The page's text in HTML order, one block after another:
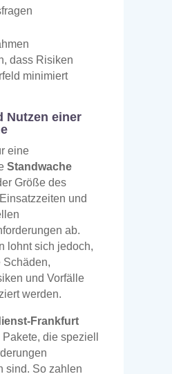
dass Risiken
minimiert
Nutzen einer
eine
Standwache
Größe des
und
ab.
lohnt sich jedoch,
Schäden,
und Vorfälle
werden.
Frankfurt
die speziell
sind. So zahlen